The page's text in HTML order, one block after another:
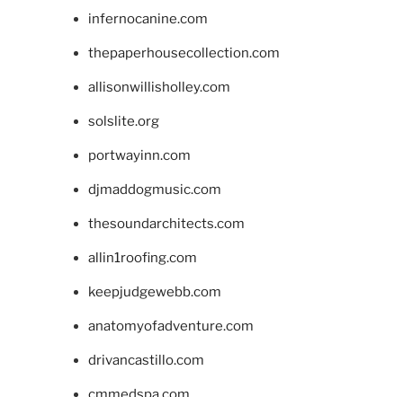
infernocanine.com
thepaperhousecollection.com
allisonwillisholley.com
solslite.org
portwayinn.com
djmaddogmusic.com
thesoundarchitects.com
allin1roofing.com
keepjudgewebb.com
anatomyofadventure.com
drivancastillo.com